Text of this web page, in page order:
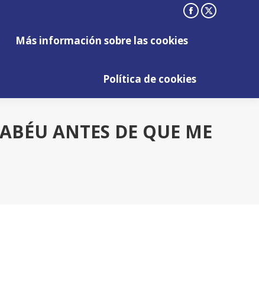
Facebook
new
X
Más información sobre las cookies
Política de cookies
ANTES DE QUE ME
Más información sobre las cookies